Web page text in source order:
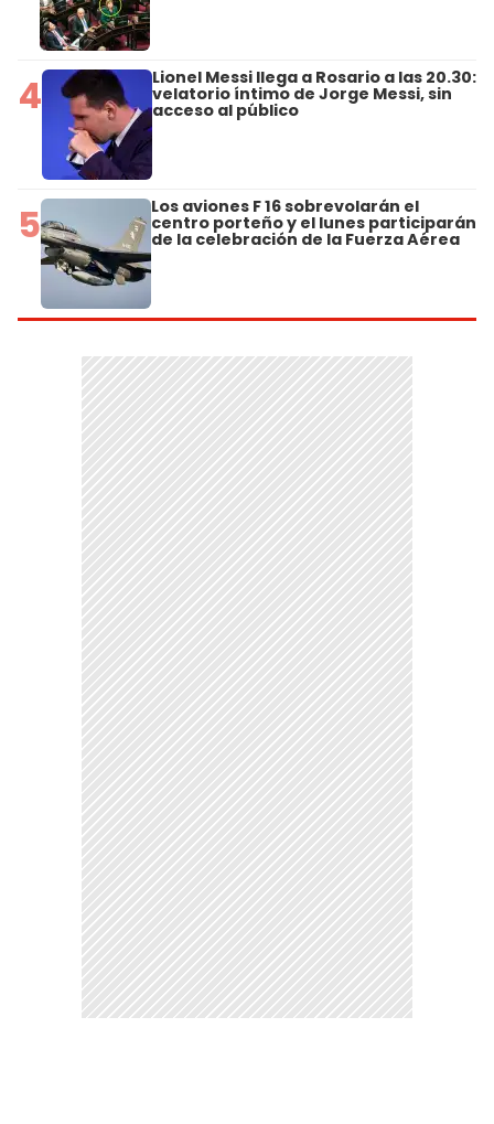
4 Lionel Messi llega a Rosario a las 20.30:
velatorio íntimo de Jorge Messi, sin
acceso al público
5 Los aviones F 16 sobrevolarán el
centro porteño y el lunes participarán
de la celebración de la Fuerza Aérea